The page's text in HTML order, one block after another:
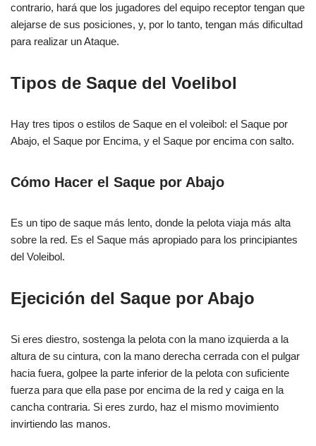
contrario, hará que los jugadores del equipo receptor tengan que
alejarse de sus posiciones, y, por lo tanto, tengan más dificultad
para realizar un Ataque.
Tipos de Saque del Voelibol
Hay tres tipos o estilos de Saque en el voleibol: el Saque por
Abajo, el Saque por Encima, y el Saque por encima con salto.
Cómo Hacer el Saque por Abajo
Es un tipo de saque más lento, donde la pelota viaja más alta
sobre la red. Es el Saque más apropiado para los principiantes
del Voleibol.
Ejecición del Saque por Abajo
Si eres diestro, sostenga la pelota con la mano izquierda a la
altura de su cintura, con la mano derecha cerrada con el pulgar
hacia fuera, golpee la parte inferior de la pelota con suficiente
fuerza para que ella pase por encima de la red y caiga en la
cancha contraria. Si eres zurdo, haz el mismo movimiento
invirtiendo las manos.